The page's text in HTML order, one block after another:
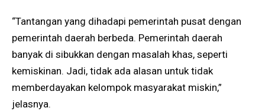
“Tantangan yang dihadapi pemerintah pusat dengan
pemerintah daerah berbeda. Pemerintah daerah
banyak di sibukkan dengan masalah khas, seperti
kemiskinan. Jadi, tidak ada alasan untuk tidak
memberdayakan kelompok masyarakat miskin,”
jelasnya.